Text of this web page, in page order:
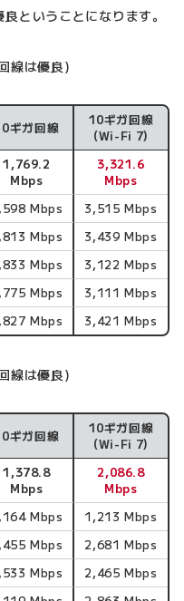
ということになります。
線は優良)
ギガ回線
10ギガ回線
(Wi-Fi 7)
1,769.2
Mbps
3,321.6
Mbps
Mbps
3,515 Mbps
Mbps
3,439 Mbps
Mbps
3,122 Mbps
Mbps
3,111 Mbps
Mbps 3,421 Mbps
線は優良)
ギガ回線
10ギガ回線
(Wi-Fi 7)
1,378.8
Mbps
2,086.8
Mbps
Mbps
1,213 Mbps
Mbps
2,681 Mbps
Mbps
2,465 Mbps